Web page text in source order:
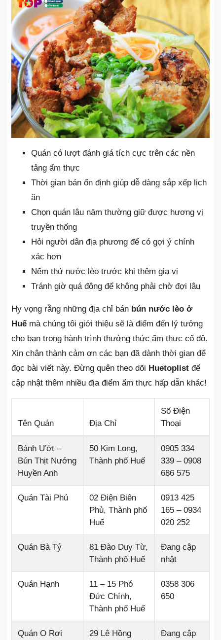
Quán có lượt đánh giá tích cực trên các nền
tảng ẩm thực
Thời gian bán ổn định giúp dễ dàng sắp xếp lịch
ăn
Chọn quán lâu năm thường giữ được hương vị
truyền thống
Hỏi người dân địa phương để có gợi ý chính
xác hơn
Nếm thử nước lèo trước khi thêm gia vị
Tránh giờ quá đông để không phải chờ đợi lâu
Hy vọng rằng những địa chỉ bán bún nước lèo ở
Huếmà chúng tôi giới thiệu sẽ là điểm đến lý tưởng
cho bạn trong hành trình thưởng thức ẩm thực cố đô.
Xin chân thành cảm ơn các bạn đã dành thời gian để
đọc bài viết này. Đừng quên theo dõi Huetoplist để
cập nhật thêm nhiều địa điểm ẩm thực hấp dẫn khác!
Tên Quán Địa Chỉ
Số Điện
Thoại
Bánh Ướt –
Bún Thịt Nướng
Huyền Anh
50 Kim Long,
Thành phố Huế
0905 334
339 – 0908
686 575
Quán Tài Phú
02 Điện Biên
Phủ, Thành phố
Huế
0913 425
165 – 0934
020 252
Quán Bà Tý
81 Đào Duy Từ,
Thành phố Huế
Đang cập
nhật
Quán Hạnh
11 – 15 Phó
Đức Chính,
Thành phố Huế
0358 306
650
Quán O Rơi
29 Lê Hồng
Đang cập